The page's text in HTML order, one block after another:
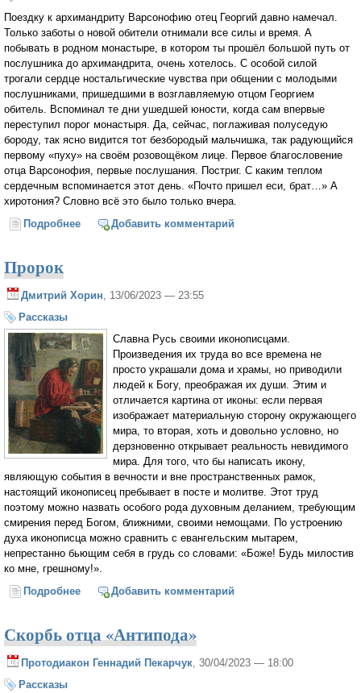
Поездку к архимандриту Варсонофию отец Георгий давно намечал.
Только заботы о новой обители отнимали все силы и время. А
побывать в родном монастыре, в котором ты прошёл большой путь от
послушника до архимандрита, очень хотелось. С особой силой
трогали сердце ностальгические чувства при общении с молодыми
послушниками, пришедшими в возглавляемую отцом Георгием
обитель. Вспоминал те дни ушедшей юности, когда сам впервые
переступил порог монастыря. Да, сейчас, поглаживая полуседую
бороду, так ясно видится тот безбородый мальчишка, так радующийся
первому «пуху» на своём розовощёком лице. Первое благословение
отца Варсонофия, первые послушания. Постриг. С каким теплом
сердечным вспоминается этот день. «Почто пришел еси, брат…» А
хиротония? Словно всё это было только вчера.
Подробнее о Напрозорливил
Добавить комментарий
Пророк
Дмитрий Хорин, 13/06/2023 — 23:55
Рассказы
Славна Русь своими иконописцами.
Произведения их труда во все времена не
просто украшали дома и храмы, но приводили
людей к Богу, преображая их души. Этим и
отличается картина от иконы: если первая
изображает материальную сторону окружающего
мира, то вторая, хоть и довольно условно, но
дерзновенно открывает реальность невидимого
мира. Для того, что бы написать икону,
являющую события в вечности и вне пространственных рамок,
настоящий иконописец пребывает в посте и молитве. Этот труд
поэтому можно назвать особого рода духовным деланием, требующим
смирения перед Богом, ближними, своими немощами. По устроению
духа иконописца можно сравнить с евангельским мытарем,
непрестанно бьющим себя в грудь со словами: «Боже! Будь милостив
ко мне, грешному!».
Подробнее о ПророкДобавить комментарий
Скорбь отца «Антипода»
Протодиакон Геннадий Пекарчук, 30/04/2023 — 18:00
Рассказы